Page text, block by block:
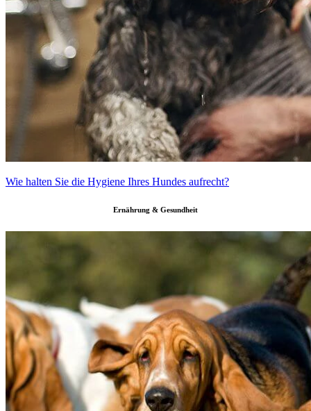
Wie halten Sie die Hygiene Ihres Hundes aufrecht?
Ernährung & Gesundheit